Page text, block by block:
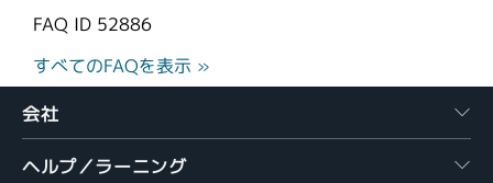
FAQ ID 52886
すべてのFAQを表示 »
会社
ヘルプ／ラーニング